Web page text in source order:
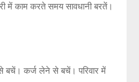
में काम करते समय सावधानी बरतें।
बचें। कर्ज लेने से बचें। परिवार में